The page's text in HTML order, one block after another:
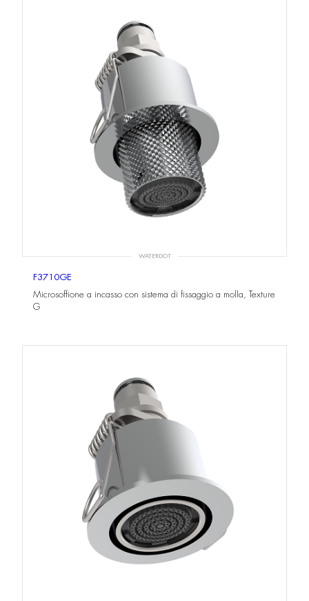
WATERDOT
F3710GE
Microsoffione a incasso con sistema di fissaggio a molla, Texture
G